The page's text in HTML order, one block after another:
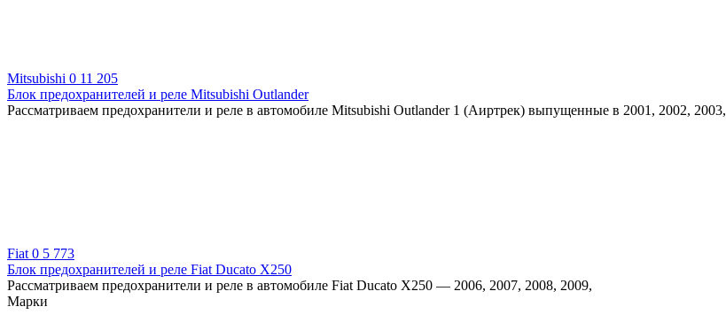
Mitsubishi 0 11 205
Блок предохранителей и реле Mitsubishi Outlander
Рассматриваем предохранители и реле в автомобиле Mitsubishi Outlander 1 (Аиртрек) выпущенные в 2001, 2002, 2003,
Fiat 0 5 773
Блок предохранителей и реле Fiat Ducato X250
Рассматриваем предохранители и реле в автомобиле Fiat Ducato X250 — 2006, 2007, 2008, 2009,
Марки